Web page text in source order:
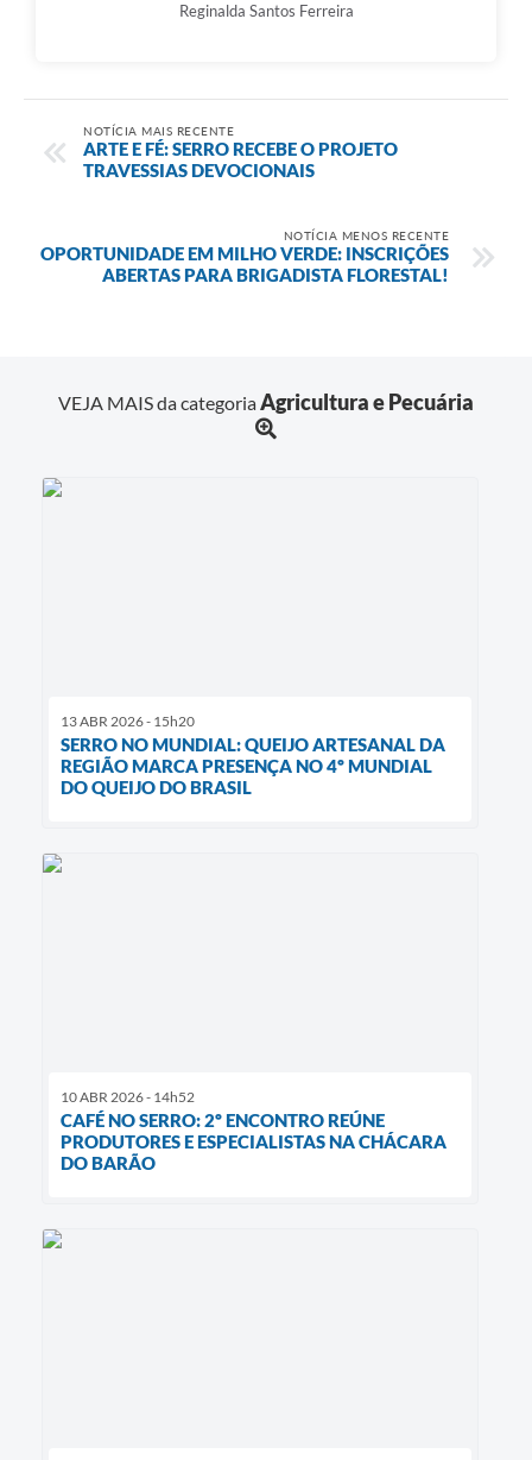
Reginalda Santos Ferreira
NOTÍCIA MAIS RECENTE
​ARTE E FÉ: SERRO RECEBE O PROJETO
TRAVESSIAS DEVOCIONAIS
NOTÍCIA MENOS RECENTE
OPORTUNIDADE EM MILHO VERDE: INSCRIÇÕES
ABERTAS PARA BRIGADISTA FLORESTAL!
VEJA MAIS da categoriaAgricultura e Pecuária
13 ABR 2026 - 15h20
SERRO NO MUNDIAL: QUEIJO ARTESANAL DA
REGIÃO MARCA PRESENÇA NO 4º MUNDIAL
DO QUEIJO DO BRASIL
10 ABR 2026 - 14h52
CAFÉ NO SERRO: 2º ENCONTRO REÚNE
PRODUTORES E ESPECIALISTAS NA CHÁCARA
DO BARÃO